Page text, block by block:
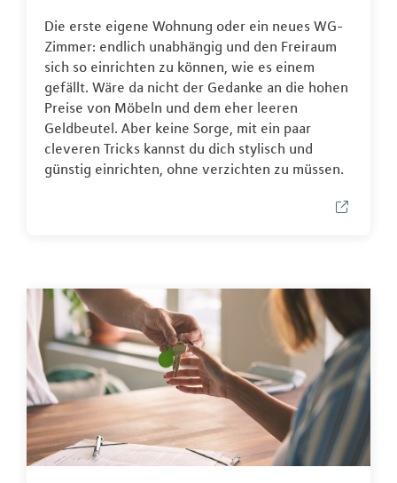
Die erste eigene Wohnung oder ein neues WG-
Zimmer: endlich unabhängig und den Freiraum
sich so einrichten zu können, wie es einem
gefällt. Wäre da nicht der Gedanke an die hohen
Preise von Möbeln und dem eher leeren
Geldbeutel. Aber keine Sorge, mit ein paar
cleveren Tricks kannst du dich stylisch und
günstig einrichten, ohne verzichten zu müssen.